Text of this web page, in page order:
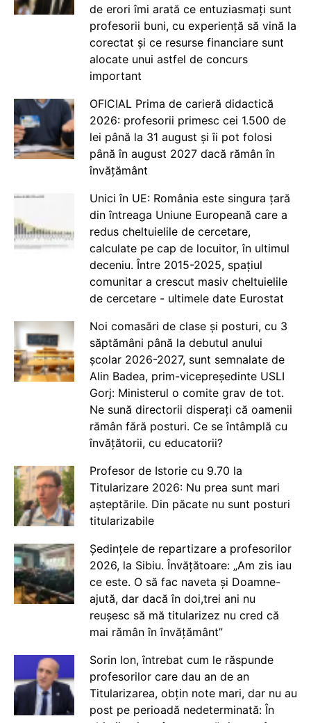
de erori îmi arată ce entuziasmați sunt
profesorii buni, cu experiență să vină la
corectat și ce resurse financiare sunt
alocate unui astfel de concurs
important
OFICIAL Prima de carieră didactică
2026: profesorii primesc cei 1.500 de
lei până la 31 august și îi pot folosi
până în august 2027 dacă rămân în
învățământ
Unici în UE: România este singura țară
din întreaga Uniune Europeană care a
redus cheltuielile de cercetare,
calculate pe cap de locuitor, în ultimul
deceniu. Între 2015-2025, spațiul
comunitar a crescut masiv cheltuielile
de cercetare - ultimele date Eurostat
Noi comasări de clase și posturi, cu 3
săptămâni până la debutul anului
școlar 2026-2027, sunt semnalate de
Alin Badea, prim-vicepreședinte USLI
Gorj: Ministerul o comite grav de tot.
Ne sună directorii disperați că oamenii
rămân fără posturi. Ce se întâmplă cu
învățătorii, cu educatorii?
Profesor de Istorie cu 9.70 la
Titularizare 2026: Nu prea sunt mari
așteptările. Din păcate nu sunt posturi
titularizabile
Ședințele de repartizare a profesorilor
2026, la Sibiu. Învățătoare: „Am zis iau
ce este. O să fac naveta și Doamne-
ajută, dar dacă în doi,trei ani nu
reușesc să mă titularizez nu cred că
mai rămân în învățământ”
Sorin Ion, întrebat cum le răspunde
profesorilor care dau an de an
Titularizarea, obțin note mari, dar nu au
post pe perioadă nedeterminată: În